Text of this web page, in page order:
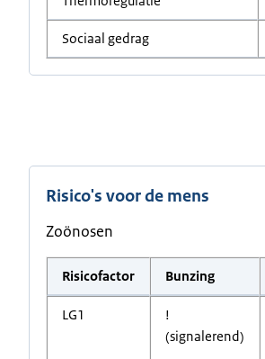
Sociaal gedrag
Risico's voor de mens
Zoönosen
Risicofactor Bunzing
LG1
!
(signalerend)